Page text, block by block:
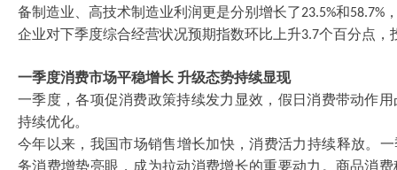
备制造业、高技术制造业利润更是分别增长了23.5%和58.7%
企业对下季度综合经营状况预期指数环比上升3.7个百分点，
一季度消费市场平稳增长 升级态势持续显现
一季度，各项促消费政策持续发力显效，假日消费带动作
持续优化。
今年以来，我国市场销售增长加快，消费活力持续释放。
务消费增势亮眼，成为拉动消费增长的重要动力。商品消